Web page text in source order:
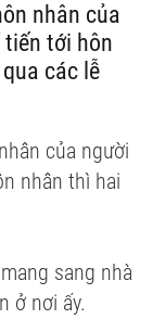
nhân của
tới hôn
các lễ
của người
nhân thì hai
sang nhà
ở nơi ấy.